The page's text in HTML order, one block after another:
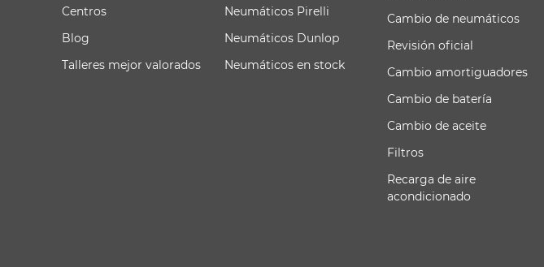
Centros
Blog
Talleres mejor valorados
Neumáticos Pirelli
Neumáticos Dunlop
Neumáticos en stock
Cambio de neumáticos
Revisión oficial
Cambio amortiguadores
Cambio de batería
Cambio de aceite
Filtros
Recarga de aire
acondicionado